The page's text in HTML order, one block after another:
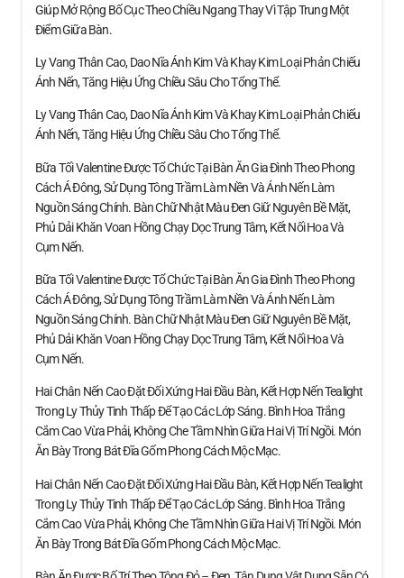
Giúp Mở Rộng Bố Cục Theo Chiều Ngang Thay Vì Tập Trung Một
Điểm Giữa Bàn.
Ly Vang Thân Cao, Dao Nĩa Ánh Kim Và Khay Kim Loại Phản Chiếu
Ánh Nến, Tăng Hiệu Ứng Chiều Sâu Cho Tổng Thể.
Ly Vang Thân Cao, Dao Nĩa Ánh Kim Và Khay Kim Loại Phản Chiếu
Ánh Nến, Tăng Hiệu Ứng Chiều Sâu Cho Tổng Thể.
Bữa Tối Valentine Được Tổ Chức Tại Bàn Ăn Gia Đình Theo Phong
Cách Á Đông, Sử Dụng Tông Trầm Làm Nền Và Ánh Nến Làm
Nguồn Sáng Chính. Bàn Chữ Nhật Màu Đen Giữ Nguyên Bề Mặt,
Phủ Dải Khăn Voan Hồng Chạy Dọc Trung Tâm, Kết Nối Hoa Và
Cụm Nến.
Bữa Tối Valentine Được Tổ Chức Tại Bàn Ăn Gia Đình Theo Phong
Cách Á Đông, Sử Dụng Tông Trầm Làm Nền Và Ánh Nến Làm
Nguồn Sáng Chính. Bàn Chữ Nhật Màu Đen Giữ Nguyên Bề Mặt,
Phủ Dải Khăn Voan Hồng Chạy Dọc Trung Tâm, Kết Nối Hoa Và
Cụm Nến.
Hai Chân Nến Cao Đặt Đối Xứng Hai Đầu Bàn, Kết Hợp Nến Tealight
Trong Ly Thủy Tinh Thấp Để Tạo Các Lớp Sáng. Bình Hoa Trắng
Cắm Cao Vừa Phải, Không Che Tầm Nhìn Giữa Hai Vị Trí Ngồi. Món
Ăn Bày Trong Bát Đĩa Gốm Phong Cách Mộc Mạc.
Hai Chân Nến Cao Đặt Đối Xứng Hai Đầu Bàn, Kết Hợp Nến Tealight
Trong Ly Thủy Tinh Thấp Để Tạo Các Lớp Sáng. Bình Hoa Trắng
Cắm Cao Vừa Phải, Không Che Tầm Nhìn Giữa Hai Vị Trí Ngồi. Món
Ăn Bày Trong Bát Đĩa Gốm Phong Cách Mộc Mạc.